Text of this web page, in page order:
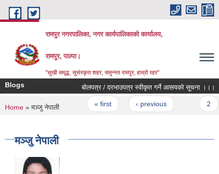
Skip to main content
रामपुर नगरपालिका, नगर कार्यपालिकाको कार्यालय,
रामपुर, पाल्पा।
"सुखी समृद्ध, सुसंस्कृत शहर, समुन्नत रामपुर, हाम्रो रहर"
Blogs बोलपत्र / दरभाउपत्र स्वीकृत गर्ने आसयको सूचना ।।।
Pages
« first ‹ previous
You are here
Home » मञ्जु नेपाली
मञ्जु नेपाली